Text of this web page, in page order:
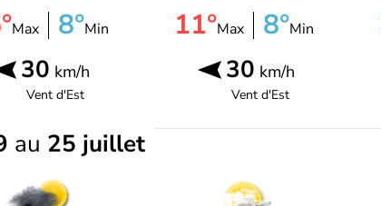
Max 8°Min
30 km/h
Vent d'Est
11°Max 8°Min
30 km/h
Vent d'Est
au 25 juillet